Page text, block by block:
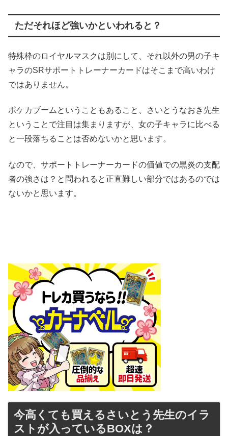
ただそれほど強いかといわれると？
特殊枠のロイヤルマスクは別にして、それ以外の男の子キ
ャラのSRサポートトレーナーカードはそこまで高いわけ
ではありません。
ポケカブームということもあること、さいとうなおき先生
ということで注目は集まりますが、女の子キャラに比べる
と一段落ちることは否めないかと思います。
なので、サポートトレーナーカードの価値での黒炎の支配
者の強さは？と問われると正直難しい部分ではあるのでは
ないかと思います。
今高くても買えるさいとう先生のイラ
ストが入っているBOXは？